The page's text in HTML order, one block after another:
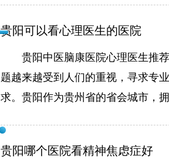
贵阳可以看心理医生的医院
贵阳中医脑康医院心理医生推
题越来越受到人们的重视，寻求专
求。贵阳作为贵州省的省会城市，
贵阳哪个医院看精神焦虑症好